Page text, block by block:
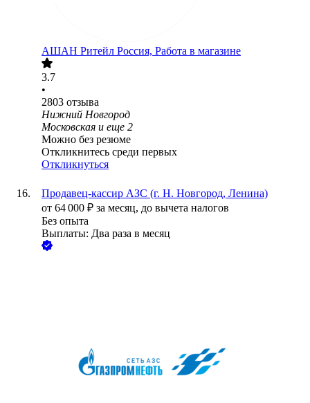
АШАН Ритейл Россия, Работа в магазине
3.7
•
2803 отзыва
Нижний Новгород
Московская и еще 2
Можно без резюме
Откликнитесь среди первых
Откликнуться
Продавец-кассир АЗС (г. Н. Новгород, Ленина)
от 64 000 ₽ за месяц, до вычета налогов
Без опыта
Выплаты: Два раза в месяц